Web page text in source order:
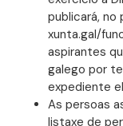
publicará,
xunta.gal/
aspirantes
galego por
expediente
As persoas
listaxe de